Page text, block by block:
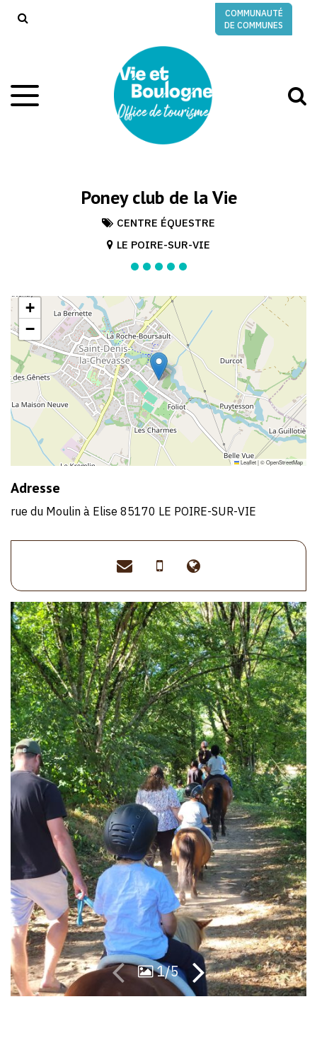
COMMUNAUTÉ
DE COMMUNES
Aller
à
Poney club de la Vie
CENTRE ÉQUESTRE
LE POIRE-SUR-VIE
+
−
Leaflet|©OpenStreetMap
Adresse
rue du Moulin à Elise 85170 LE POIRE-SUR-VIE
>07
68
32
21
44
>https://
lepoiresurvie.fr
1/5